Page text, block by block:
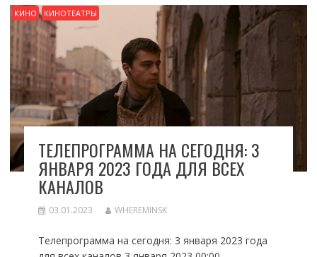
КИНО КИНОТЕАТРЫ
ТЕЛЕПРОГРАММА НА СЕГОДНЯ: 3
ЯНВАРЯ 2023 ГОДА ДЛЯ ВСЕХ
КАНАЛОВ
03.01.2023 WHEREMINSK
Телепрограмма на сегодня: 3 января 2023 года